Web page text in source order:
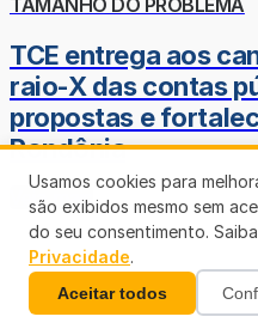
TCE entrega aos
raio-X das contas
propostas e
Rondônia
Veja mais
Usamos cookies para
são exibidos mesmo sem
do seu consentimento.
Privacidade.
Aceitar todos